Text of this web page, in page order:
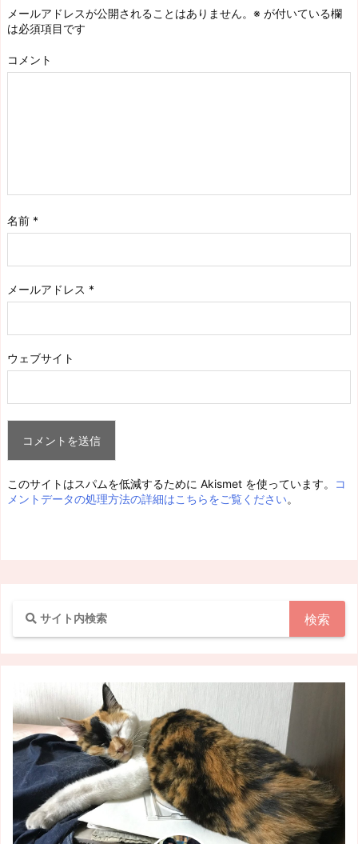
メールアドレスが公開されることはありません。 ※ が付いている欄
は必須項目です
コメント
名前 *
メールアドレス *
ウェブサイト
このサイトはスパムを低減するために Akismet を使っています。
コ
メントデータの処理方法の詳細はこちらをご覧ください。